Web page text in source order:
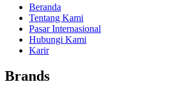
Beranda
Tentang Kami
Pasar Internasional
Hubungi Kami
Karir
Brands